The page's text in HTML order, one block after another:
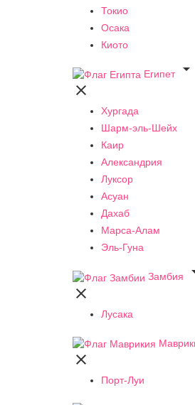
Токио
Осака
Киото
Египет


Хургада
Шарм-эль-Шейх
Каир
Александрия
Луксор
Асуан
Дахаб
Марса-Алам
Эль-Гуна
Замбия

Лусака

Порт-Луи